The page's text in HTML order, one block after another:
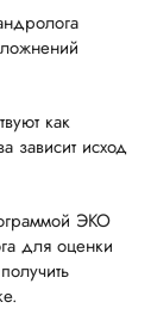
как
зависит исход
ЭКО
для оценки